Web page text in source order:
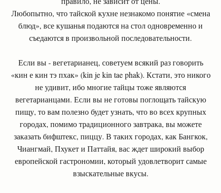
Любопытно, что тайской кухне незнакомо понятие «смена
блюд», все кушанья подаются на стол одновременно и
съедаются в произвольной последовательности.
Если вы - вегетарианец, советуем всякий раз говорить
«кин е кин тэ пхак» (kin je kin tae phak). Кстати, это никого
не удивит, ибо многие тайцы тоже являются
вегетарианцами. Если вы не готовы поглощать тайскую
пищу, то вам полезно будет узнать, что во всех крупных
городах, помимо традиционного завтрака, вы можете
заказать бифштекс, пиццу. В таких городах, как Бангкок,
Чиангмай, Пхукет и Паттайя, вас ждет широкий выбор
европейской гастрономии, который удовлетворит самые
взыскательные вкусы.